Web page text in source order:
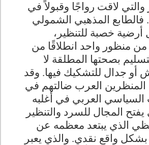
والتي لاقت رواجًا وقبولاً في
فالطابع المذهبي الشمولي
أرضية خصبة للتنظير،
من منظور واحد انطلاقًا من
بصحتها المطلقة لا
أو جدال للتشكيك فيها. وقد
المنظرين العرب ضالتهم في
العربي في أغلبه
المجال للسرد والتنظير
الذي يبتعد معظمه عن
بشكل واقع نقدي. والذي يعبر